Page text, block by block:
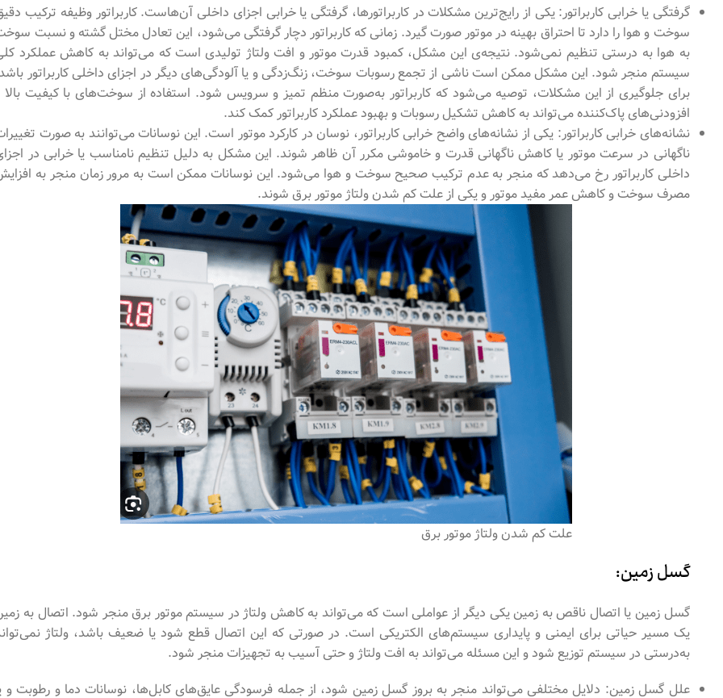
گرفتگی یا خرابی کاربراتور: یکی از رایج‌ترین مشکلات در کاربراتورها، گرفتگی یا خرابی اجزای داخلی آن‌هاست. کاربراتور وظیفه ترکیب
سوخت و هوا را دارد تا احتراق بهینه در موتور صورت گیرد. زمانی که کاربراتور دچار گرفتگی می‌شود، این تعادل مختل گشته و نسبت
به هوا به‌ درستی تنظیم نمی‌شود. نتیجه‌ی این مشکل، کمبود قدرت موتور و افت ولتاژ تولیدی است که می‌تواند به کاهش عملکرد
سیستم منجر شود. این مشکل ممکن است ناشی از تجمع رسوبات سوخت، زنگ‌زدگی و یا آلودگی‌های دیگر در اجزای داخلی کاربراتور
برای جلوگیری از این مشکلات، توصیه می‌شود که کاربراتور به‌صورت منظم تمیز و سرویس شود. استفاده از سوخت‌های با کیفیت بالا
افزودنی‌های پاک‌کننده می‌تواند به کاهش تشکیل رسوبات و بهبود عملکرد کاربراتور کمک کند.
نشانه‌های خرابی کاربراتور: یکی از نشانه‌های واضح خرابی کاربراتور، نوسان در کارکرد موتور است. این نوسانات می‌توانند به صورت
ناگهانی در سرعت موتور یا کاهش ناگهانی قدرت و خاموشی مکرر آن ظاهر شوند. این مشکل به دلیل تنظیم نامناسب یا خرابی در
داخلی کاربراتور رخ می‌دهد که منجر به عدم ترکیب صحیح سوخت و هوا می‌شود. این نوسانات ممکن است به ‌مرور زمان منجر به
مصرف سوخت و کاهش عمر مفید موتور و یکی از علت کم شدن ولتاژ موتور برق شوند.
علت کم شدن ولتاژ موتور برق
گسل زمین:
گسل زمین یا اتصال ناقص به زمین یکی دیگر از عواملی است که می‌تواند به کاهش ولتاژ در سیستم موتور برق منجر شود. اتصال به
یک مسیر حیاتی برای ایمنی و پایداری سیستم‌های الکتریکی است. در صورتی که این اتصال قطع شود یا ضعیف باشد، ولتاژ
به‌درستی در سیستم توزیع شود و این مسئله می‌تواند به افت ولتاژ و حتی آسیب به تجهیزات منجر شود.
علل گسل زمین: دلایل مختلفی می‌تواند منجر به بروز گسل زمین شود، از جمله فرسودگی عایق‌های کابل‌ها، نوسانات دما و رطوبت و